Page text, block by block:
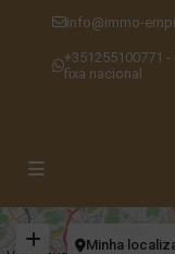
info@immo-
+351255100771
fixa nacional
Minha